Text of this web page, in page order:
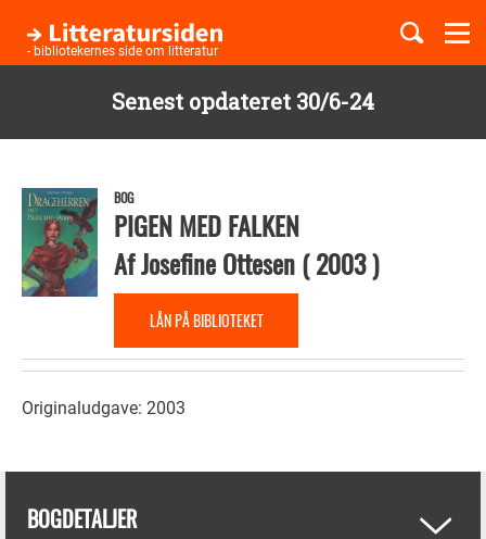
Senest opdateret 30/6-24
hovedindhold
- bibliotekernes side om litteratur
Børnebøger
Temaer
BOG
PIGEN MED FALKEN
AfJosefine Ottesen(2003)
LÅN PÅ BIBLIOTEKET
Originaludgave: 2003
BOGDETALJER